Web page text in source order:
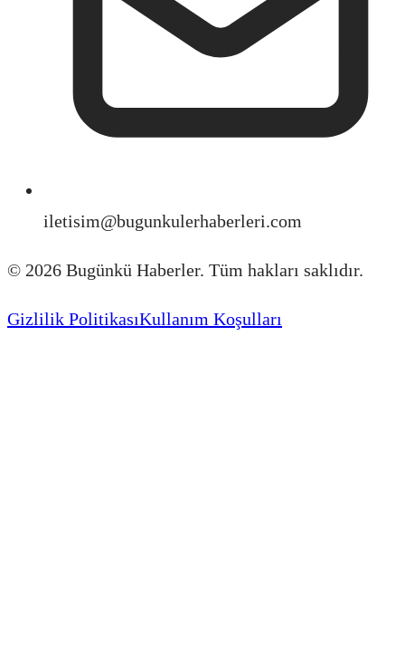
iletisim@bugunkulerhaberleri.com
© 2026 Bugünkü Haberler. Tüm hakları saklıdır.
Gizlilik PolitikasıKullanım Koşulları